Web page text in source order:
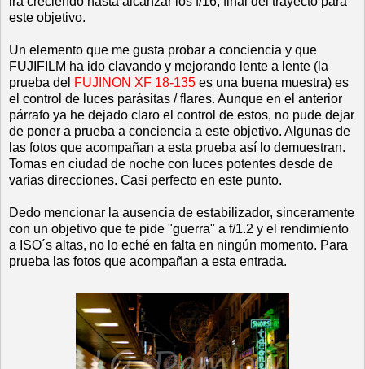
este objetivo.
Un elemento que me gusta probar a conciencia y que
FUJIFILM ha ido clavando y mejorando lente a lente (la
prueba del FUJINON XF 18-135 es una buena muestra) es
el control de luces parásitas / flares. Aunque en el anterior
párrafo ya he dejado claro el control de estos, no pude dejar
de poner a prueba a conciencia a este objetivo. Algunas de
las fotos que acompañan a esta prueba así lo demuestran.
Tomas en ciudad de noche con luces potentes desde de
varias direcciones. Casi perfecto en este punto.
Dedo mencionar la ausencia de estabilizador, sinceramente
con un objetivo que te pide "guerra" a f/1.2 y el rendimiento
a ISO´s altas, no lo eché en falta en ningún momento. Para
prueba las fotos que acompañan a esta entrada.